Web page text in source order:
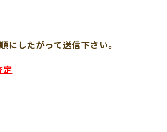
にしたがって送信下さい。
定